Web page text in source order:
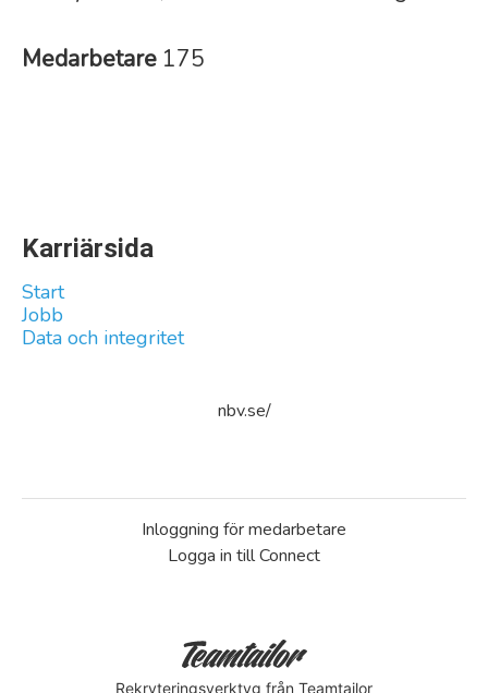
Medarbetare 175
Karriärsida
Start
Jobb
Data och integritet
nbv.se/
Inloggning för medarbetare
Logga in till Connect
Rekryteringsverktyg från Teamtailor